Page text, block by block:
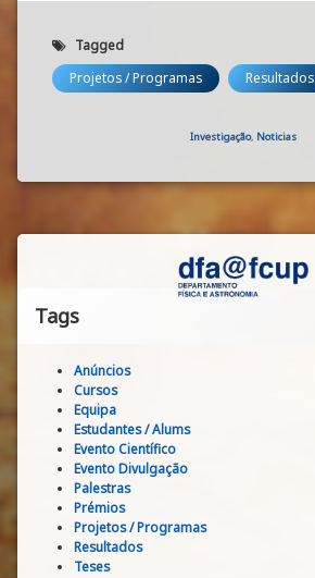
Tagged
Projetos / Programas
Resultados
Categories:
Investigação, Noticias
Tags
Anúncios
Cursos
Equipa
Estudantes / Alums
Evento Científico
Evento Divulgação
Palestras
Prémios
Projetos / Programas
Resultados
Teses